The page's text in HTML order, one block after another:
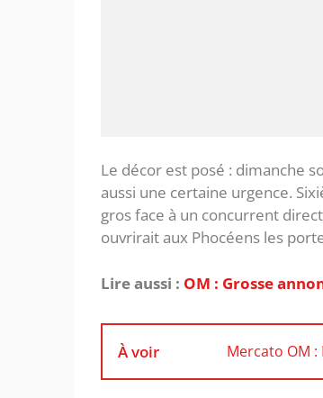
‎Le décor est posé : dimanche
aussi une certaine urgence.
gros face à un concurrent
ouvrirait aux Phocéens les
Lire aussi : OM : Grosse
À voir Mercato OM